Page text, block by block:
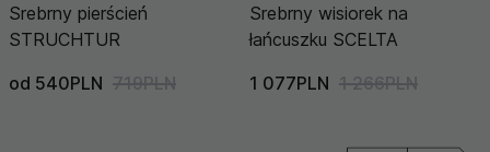
Srebrny pierścień
STRUCHTUR
od 540PLN 719PLN
Srebrny wisiorek na
łańcuszku SCELTA
1 077PLN 1 266PLN